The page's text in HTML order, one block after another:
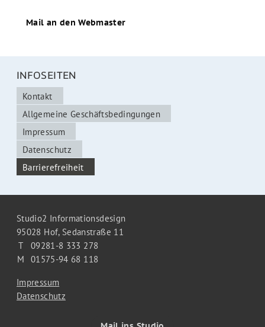
Mail an den Webmaster
INFOSEITEN
Kontakt
Allgemeine Geschäftsbedingungen
Impressum
Datenschutz
Barrierefreiheit
Studio2 Informationsdesign
95028 Hof, Sedanstraße 11
T
09281-8 333 278
M
01575-94 68 118
Impressum
Datenschutz